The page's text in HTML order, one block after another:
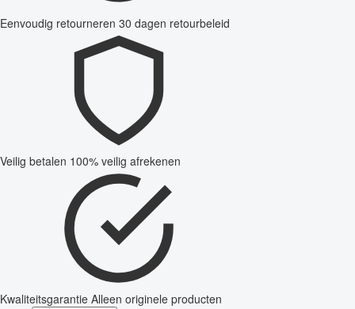
Eenvoudig retourneren 30 dagen retourbeleid
Veilig betalen 100% veilig afrekenen
Kwaliteitsgarantie Alleen originele producten